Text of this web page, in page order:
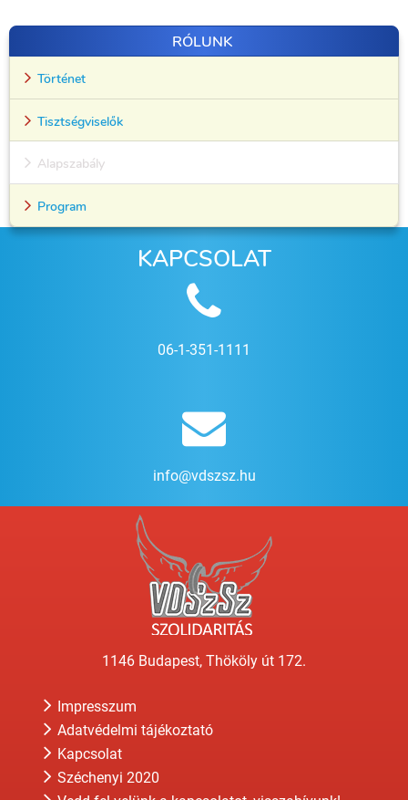
RÓLUNK
Történet
Tisztségviselők
Alapszabály
Program
KAPCSOLAT
06-1-351-1111
info@vdszsz.hu
1146 Budapest, Thököly út 172.
Impresszum
Adatvédelmi tájékoztató
Kapcsolat
Széchenyi 2020